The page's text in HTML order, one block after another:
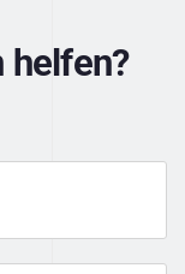
helfen?